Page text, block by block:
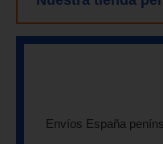
Envíos España